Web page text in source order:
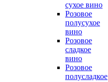
сухое вино
Розовое
полусухое
вино
Розовое
сладкое
вино
Розовое
полусладкое